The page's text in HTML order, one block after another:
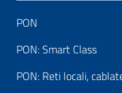
PON
PON: Smart Class
PON: Reti locali,